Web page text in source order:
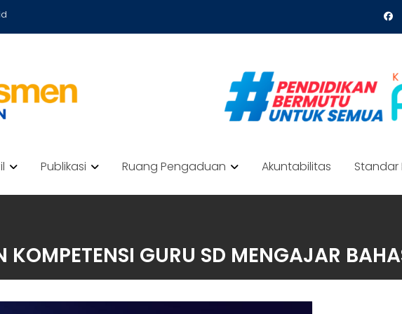
Publikasi Ruang Pengaduan Akuntabilitas Standar
GURU SD MENGAJAR